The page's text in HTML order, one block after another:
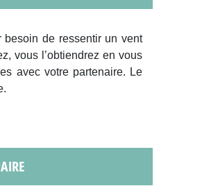
besoin de ressentir un vent
vous l’obtiendrez en vous
avec votre partenaire. Le